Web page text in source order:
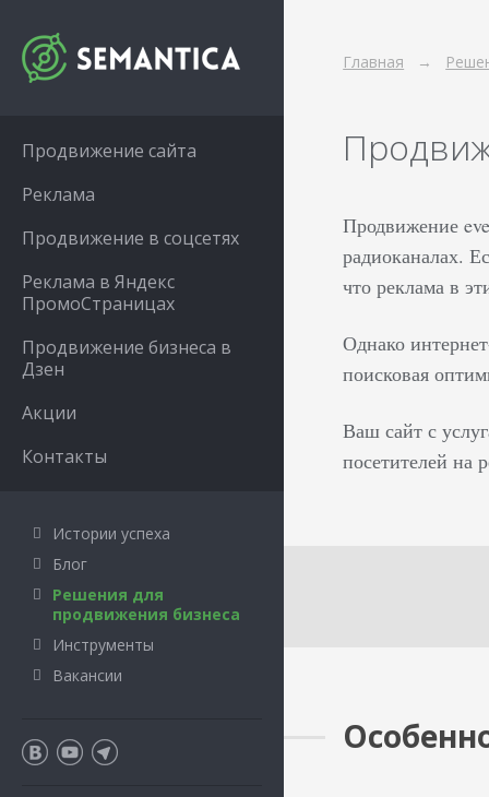
Главная
Продвижение
радиоканалах.
что реклама в
Однако
поисковая
Ваш сайт с
посетителей на
Продвижение сайта
Реклама
Продвижение в соцсетях
Реклама в Яндекс
ПромоСтраницах
Продвижение бизнеса в
Дзен
Акции
Контакты
Истории успеха
Блог
Решения для
продвижения бизнеса
Инструменты
Вакансии